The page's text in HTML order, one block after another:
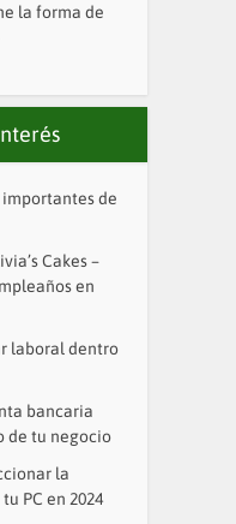
la forma de
importantes de
Cakes –
en
laboral dentro
bancaria
de tu negocio
la
PC en 2024